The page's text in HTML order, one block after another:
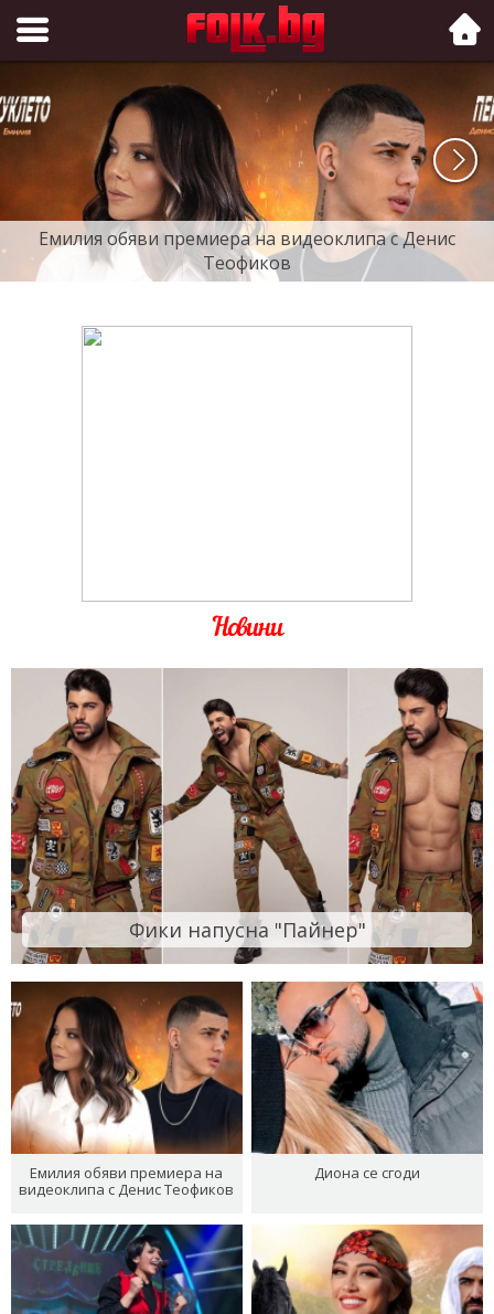
Folk.bg
Емилия обяви премиера на видеоклипа с Денис
Теофиков
Новини
Фики напусна "Пайнер"
Емилия обяви премиера на
видеоклипа с Денис Теофиков
Диона се сгоди